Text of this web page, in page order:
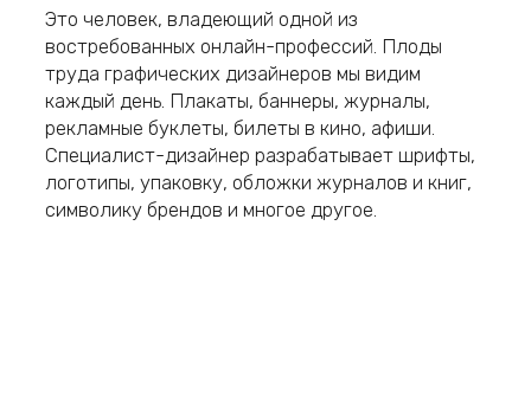
Это человек, владеющий одной из
востребованных онлайн-профессий. Плоды
труда графических дизайнеров мы видим
каждый день. Плакаты, баннеры, журналы,
рекламные буклеты, билеты в кино, афиши.
Специалист-дизайнер разрабатывает шрифты,
логотипы, упаковку, обложки журналов и книг,
символику брендов и многое другое.